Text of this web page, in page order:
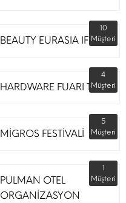
BEAUTY EURASIA IFM
10
Müşteri
HARDWARE FUARI TÜYAP
4
Müşteri
MİGROS FESTİVALİ
5
Müşteri
PULMAN OTEL
ORGANİZASYON
1
Müşteri